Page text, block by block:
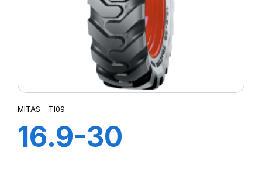
MITAS - TI09
16.9-30